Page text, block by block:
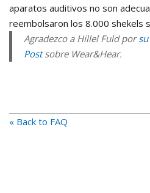
aparatos auditivos no son
reembolsaron los 8.000 shekels
Agradezco a Hillel Fuld por
Postsobre Wear&Hear.
« Back to FAQ